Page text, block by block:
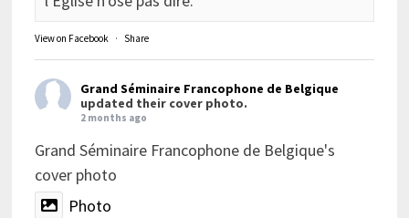
View on Facebook · Share
Grand Séminaire Francophone de Belgique
updated their cover photo.
2 months ago
Grand Séminaire Francophone de Belgique's
cover photo
Photo